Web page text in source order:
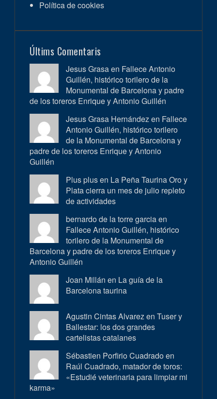
Política de cookies
Últims Comentaris
Jesus Grasa en Fallece Antonio
Guillén, histórico torilero de la
Monumental de Barcelona y padre
de los toreros Enrique y Antonio Guillén
Jesus Grasa Hernández en Fallece
Antonio Guillén, histórico torilero
de la Monumental de Barcelona y
padre de los toreros Enrique y Antonio
Guillén
Plus plus en La Peña Taurina Oro y
Plata cierra un mes de julio repleto
de actividades
bernardo de la torre garcia en
Fallece Antonio Guillén, histórico
torilero de la Monumental de
Barcelona y padre de los toreros Enrique y
Antonio Guillén
Joan Millán en La guía de la
Barcelona taurina
Agustin Cintas Alvarez en Tuser y
Ballestar: los dos grandes
cartelistas catalanes
Sébastien Porfirio Cuadrado en
Raúl Cuadrado, matador de toros:
«Estudié veterinaria para limpiar mi
karma»